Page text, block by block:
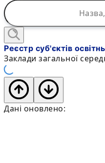
Реєстр суб'єктів
Заклади загальної
Дані оновлено: